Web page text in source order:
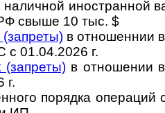
наличной ино­ст­ран­ной
свыше 10 тыс. $
в отношеннии
01.04.2026 г.
в отношении
г.
порядка опера­ций